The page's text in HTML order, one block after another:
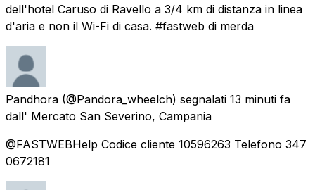
dell'hotel Caruso di Ravello a 3/4 km di distanza in linea
d'aria e non il Wi-Fi di casa. #fastweb di merda
Pandhora (@Pandora_wheelch) segnalati 13 minuti fa
dall' Mercato San Severino, Campania
@FASTWEBHelp Codice cliente 10596263 Telefono 347
0672181